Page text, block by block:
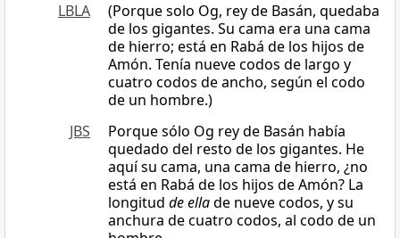
LBLA
(Porque solo Og, rey de Basán, quedaba
de los gigantes. Su cama era una cama
de hierro; está en Rabá de los hijos de
Amón. Tenía nueve codos de largo y
cuatro codos de ancho, según el codo
de un hombre.)
JBS
Porque sólo Og rey de Basán había
quedado del resto de los gigantes. He
aquí su cama, una cama de hierro, ¿no
está en Rabá de los hijos de Amón? La
longitud de ellade nueve codos, y su
anchura de cuatro codos, al codo de un